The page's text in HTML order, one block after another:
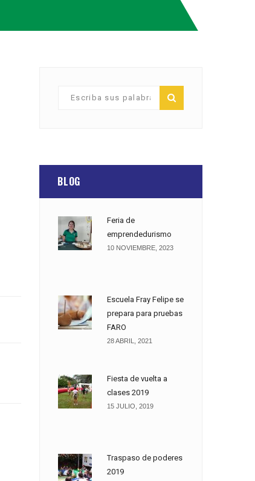
BLOG
Feria de
emprendedurismo
10 NOVIEMBRE, 2023
Escuela Fray Felipe se
prepara para pruebas
FARO
28 ABRIL, 2021
Fiesta de vuelta a
clases 2019
15 JULIO, 2019
Traspaso de poderes
2019